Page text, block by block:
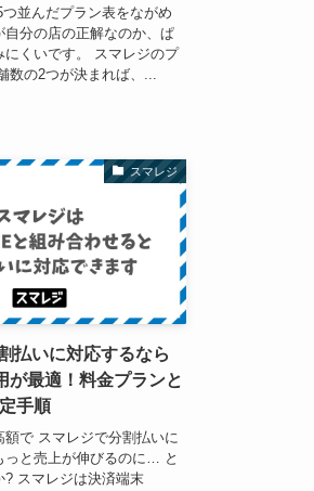
並んだプラン表をながめ
自分の店の正解なのか、ぱ
にくいです。 スマレジのプ
数の2つが決まれば、...
スマレジ
払いに対応するなら
が最適！料金プランと
手順
で スマレジで分割払いに
っと売上が伸びるのに… と
? スマレジは決済端末